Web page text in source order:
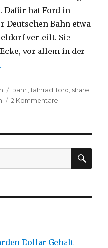
Dafür hat Ford in
Deutschen Bahn etwa
verteilt. Sie
vor allem in der
Sharing ausprobiert:
Schlagwörter
bahn ,fahrrad ,ford share
2 Kommentare
Meine
Erfahrung
Dollar Gehalt